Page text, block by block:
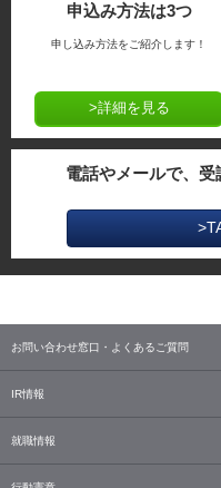
申込み方法は3つ
申し込み方法をご紹介します！
>詳細を見る
電話やメールで、受
お問い合わせ窓口・よくあるご質問
IR情報
就職情報